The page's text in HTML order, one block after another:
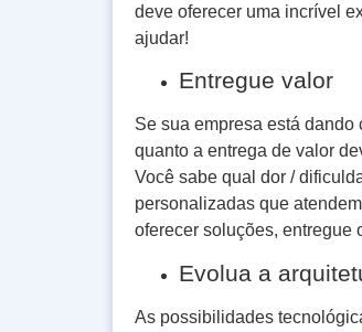
deve oferecer uma incrível
ajudar!
Entregue valor
Se sua empresa está dando
quanto a entrega de valor
Você sabe qual dor /
personalizadas que
oferecer soluções, entregue
Evolua a
As possibilidades